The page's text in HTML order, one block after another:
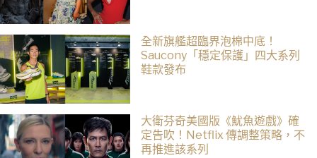
全新旗艦超臨界泡棉中底！
Saucony「穩定保護」四大系列
鞋款發布
大衛芬奇美國版《魷魚遊戲》確
定告吹！Netflix 傳調整策略，不
再推進該系列